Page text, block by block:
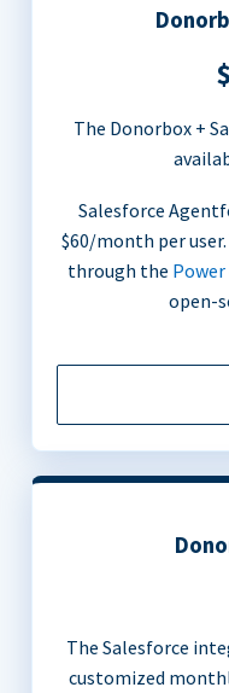
The Donorbox +
Salesforce
$60/month per user.
through the
open-
The Salesforce
customized